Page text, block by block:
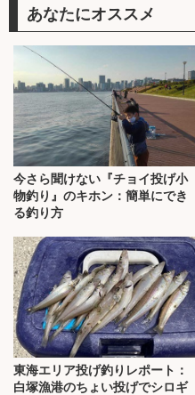
あなたにオススメ
今さら聞けない『チョイ投げ小
物釣り』のキホン：簡単にでき
る釣り方
東海エリア投げ釣りレポート：
白塚漁港のちょい投げでシロギ